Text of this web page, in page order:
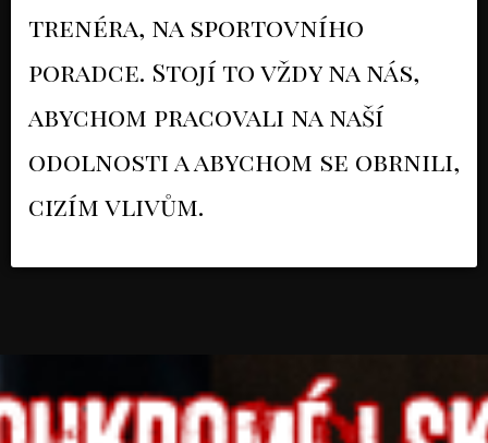
trenéra, na sportovního
poradce. Stojí to vždy na nás,
abychom pracovali na naší
odolnosti a abychom se obrnili,
cizím vlivům.